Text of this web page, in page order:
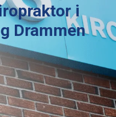
i
Drammen